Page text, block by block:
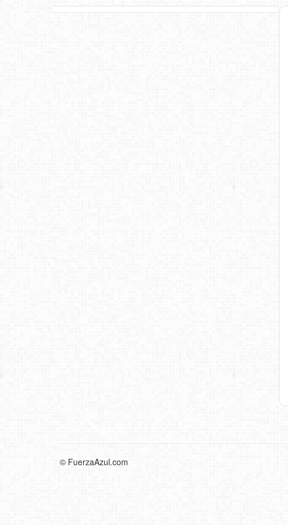
© FuerzaAzul.com